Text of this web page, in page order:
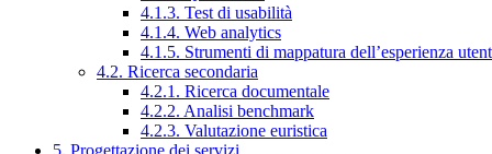
4.1.3. Test di usabilità
4.1.4. Web analytics
4.1.5. Strumenti di mappatura dell’esperienza
4.2. Ricerca secondaria
4.2.1. Ricerca documentale
4.2.2. Analisi benchmark
4.2.3. Valutazione euristica
5. Progettazione dei servizi